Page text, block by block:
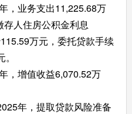
业务支出11,225.68万
人住房公积金利息
万元，委托贷款手续
增值收益6,070.52万
年，提取贷款风险准备